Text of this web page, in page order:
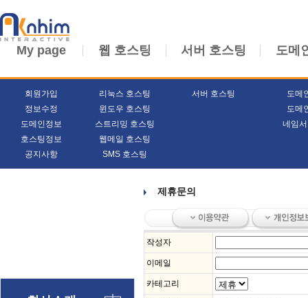
My page 웹 호스팅 서버 호스팅 도메
회원가입
정보수정
도메인정보
호스팅정보
공지사항
리눅스 호스팅
윈도우 호스팅
스트리밍 호스팅
웹메일 호스팅
SMS 호스팅
서버 호스팅
도메
도메
네임
제휴문의
작성자
이메일
카테고리